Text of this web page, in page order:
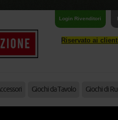
Login Rivenditori
Riservato ai
Giochi da Tavolo Giochi di